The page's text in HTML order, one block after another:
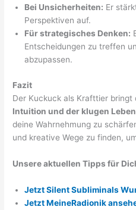
Bei Unsicherheiten: Er
Perspektiven auf.
Für strategisches Denken:
Entscheidungen zu treffen
abzupassen.
Fazit
Der Kuckuck als Krafttier bringt
Intuition und der klugen
deine Wahrnehmung zu
und kreative Wege zu finden,
Unsere aktuellen Tipps für
Jetzt Silent Subliminals
Jetzt MeineRadionik